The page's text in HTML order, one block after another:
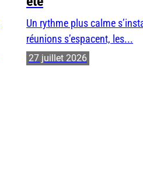
Un rythme plus calme
réunions s’espacent, les...
27 juillet 2026